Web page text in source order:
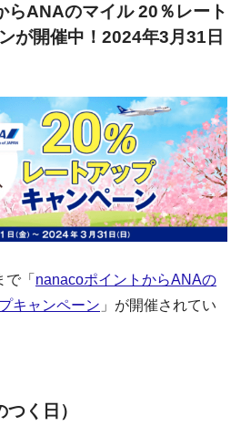
ANAのマイル 20％レート
が開催中！2024年3月31日
「 nanacoポイントからANAの
キャンペーン 」が開催されてい
く日）